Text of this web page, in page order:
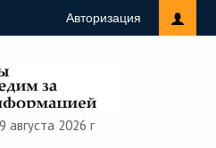
Авторизация
августа 2026 г